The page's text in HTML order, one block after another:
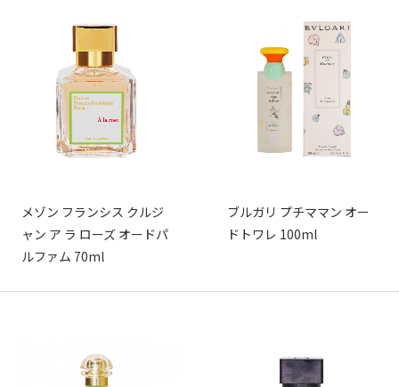
メゾン フランシス クルジ
ャン ア ラ ローズ オードパ
ルファム 70ml
ブルガリ プチママン オー
ドトワレ 100ml